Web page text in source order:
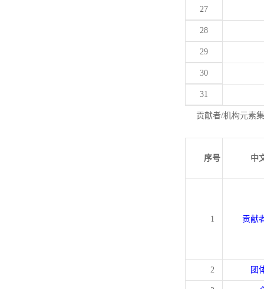
27
28
29
30
31
贡献者/机构元素
序号 中
1 贡献
2 团